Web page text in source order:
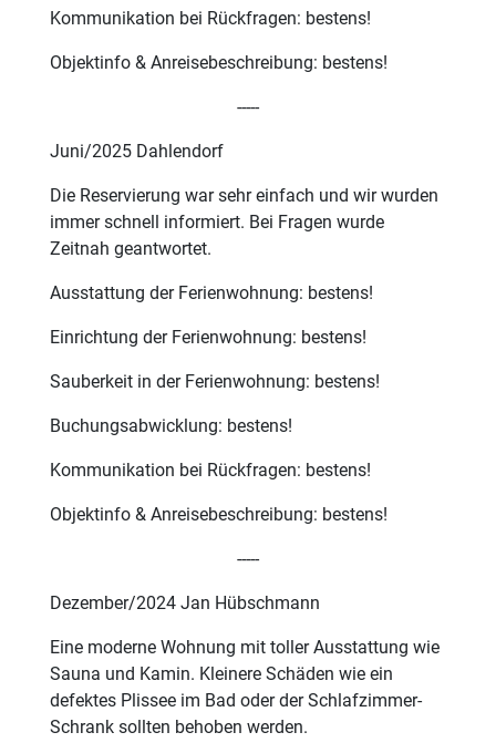
Kommunikation bei Rückfragen: bestens!
Objektinfo & Anreisebeschreibung: bestens!
-----
Juni/2025 Dahlendorf
Die Reservierung war sehr einfach und wir wurden
immer schnell informiert. Bei Fragen wurde
Zeitnah geantwortet.
Ausstattung der Ferienwohnung: bestens!
Einrichtung der Ferienwohnung: bestens!
Sauberkeit in der Ferienwohnung: bestens!
Buchungsabwicklung: bestens!
Kommunikation bei Rückfragen: bestens!
Objektinfo & Anreisebeschreibung: bestens!
-----
Dezember/2024 Jan Hübschmann
Eine moderne Wohnung mit toller Ausstattung wie
Sauna und Kamin. Kleinere Schäden wie ein
defektes Plissee im Bad oder der Schlafzimmer-
Schrank sollten behoben werden.